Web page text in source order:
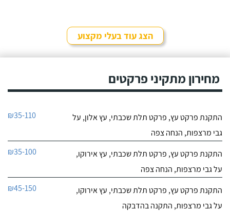
הצג עוד בעלי מקצוע
מחירון מתקיני פרקטים
התקנת פרקט עץ, פרקט תלת שכבתי, עץ אלון, על
גבי מרצפות, הנחה צפה
₪35-110
התקנת פרקט עץ, פרקט תלת שכבתי, עץ אירוקו,
על גבי מרצפות, הנחה צפה
₪35-100
התקנת פרקט עץ, פרקט תלת שכבתי, עץ אירוקו,
על גבי מרצפות, התקנה בהדבקה
₪45-150